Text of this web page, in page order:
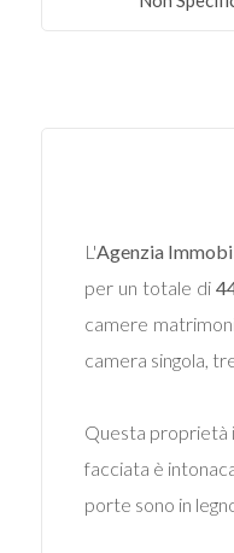
L'Agenzia
per un totale di
camere
camera singola,
Questa proprietà
facciata è
porte sono in
Totale